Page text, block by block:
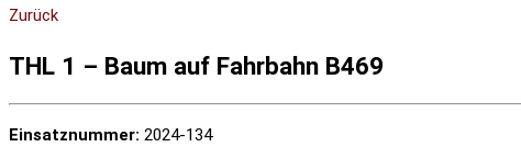
Zurück
THL 1 – Baum auf Fahrbahn B469
Einsatznummer: 2024-134